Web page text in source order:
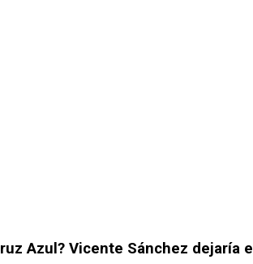
Azul? Vicente Sánchez dejaría